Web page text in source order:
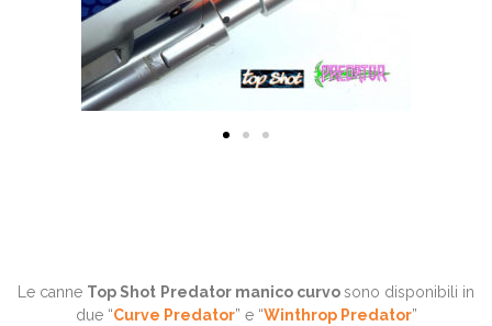
Le canne Top Shot Predator manico curvosono disponibili in
due “Curve Predator” e “Winthrop Predator”